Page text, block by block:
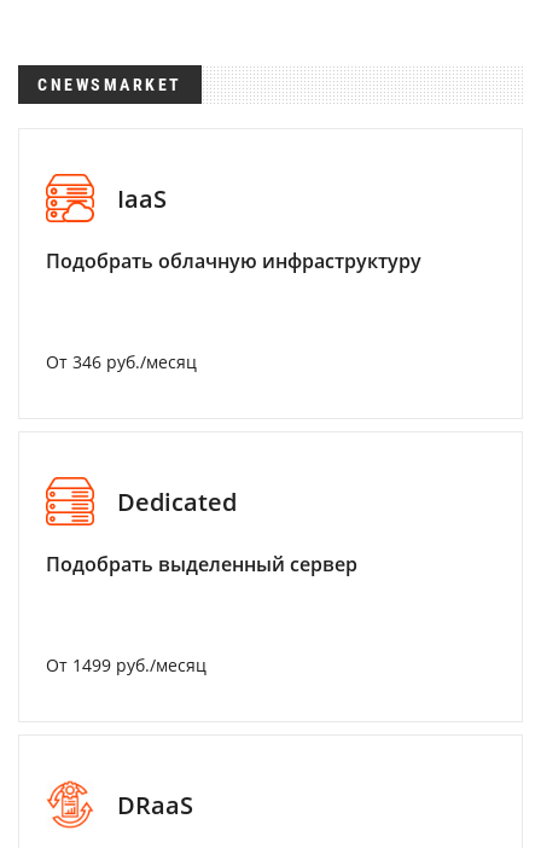
CNEWSMARKET
IaaS
Подобрать облачную инфраструктуру
От 346 руб./месяц
Dedicated
Подобрать выделенный сервер
От 1499 руб./месяц
DRaaS